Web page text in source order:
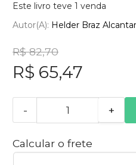
Este livro teve 1 venda
Autor(a): Helder Braz
R$ 82,70
R$ 65,47
- +
Calcular o frete